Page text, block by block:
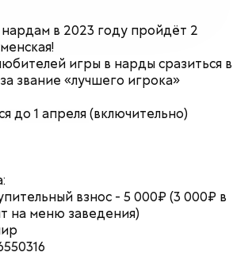
в 2023 году пройдёт 2
игры в нарды сразиться в
звание «лучшего игрока»
до 1 апреля (включительно)
взнос - 5 000₽ (3 000₽ в
на меню заведения)